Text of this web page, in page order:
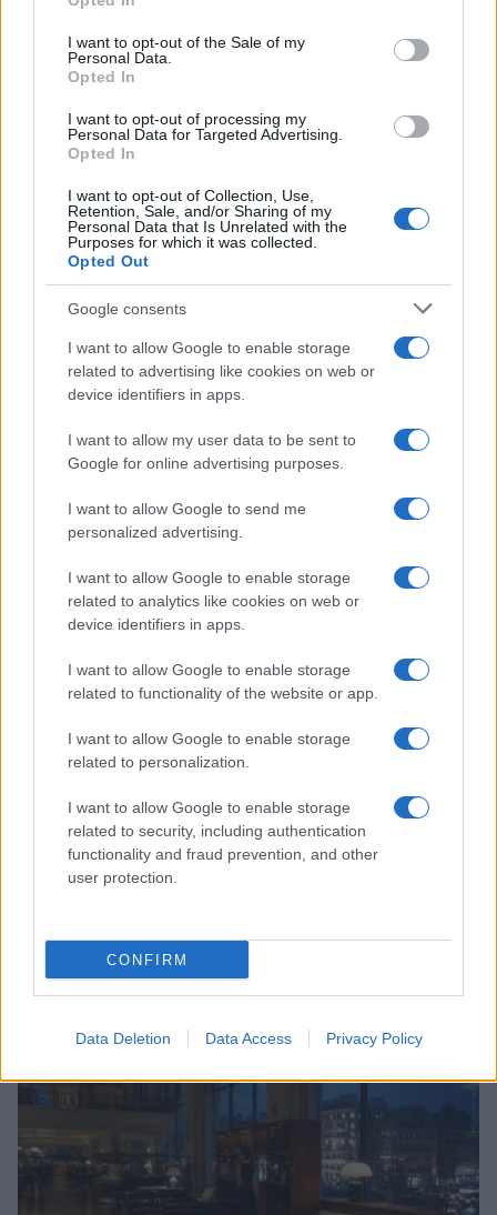
use your data for below specified purposes in below Google
consent section.
I want to opt-out of the Sale of my
Personal Data.
Opted In
I want to opt-out of processing my
Personal Data for Targeted Advertising.
Opted In
I want to opt-out of Collection, Use,
Retention, Sale, and/or Sharing of my
Personal Data that Is Unrelated with the
Purposes for which it was collected.
Opted Out
Google consents
I want to allow Google to enable storage
related to advertising like cookies on web or
device identifiers in apps.
I want to allow my user data to be sent to
Google for online advertising purposes.
I want to allow Google to send me
personalized advertising.
I want to allow Google to enable storage
related to analytics like cookies on web or
device identifiers in apps.
I want to allow Google to enable storage
related to functionality of the website or app.
I want to allow Google to enable storage
related to personalization.
I want to allow Google to enable storage
related to security, including authentication
functionality and fraud prevention, and other
user protection.
CONFIRM
Data Deletion Data Access Privacy Policy
Continuez la lecture
LA FINANCE
Débroussaillage forestier : pourquoi une taxe collective
pourrait changer la donne
Camille Durand · 9 Août 2026
Finance quantitative : comment évaluer et gérer les risques de
portefeuille
Camille Durand · 9 Août 2026